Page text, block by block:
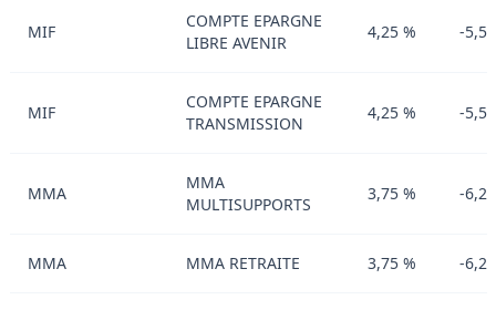
MIF
COMPTE EPARGNE
LIBRE AVENIR
4,25 % -
MIF
COMPTE EPARGNE
TRANSMISSION
4,25 % -
MMA
MMA
MULTISUPPORTS
3,75 % -
MMA MMA RETRAITE 3,75 % -